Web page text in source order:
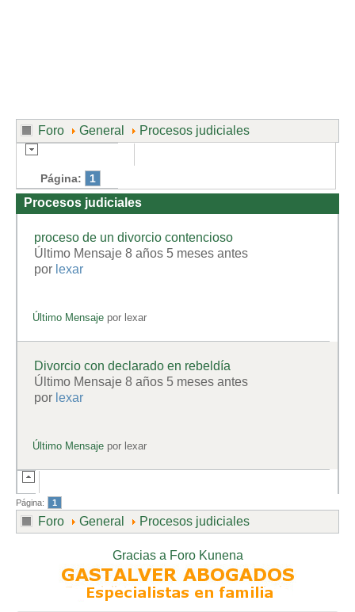
Foro General Procesos judiciales
Página: 1
Procesos judiciales
proceso de un divorcio contencioso
Último Mensaje 8 años 5 meses antes
por lexar
Último Mensaje por lexar
Divorcio con declarado en rebeldía
Último Mensaje 8 años 5 meses antes
por lexar
Último Mensaje por lexar
Página: 1
Foro General Procesos judiciales
Gracias a Foro Kunena